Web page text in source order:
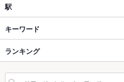
バリアフリ
駐車場
なし ：近くにパーキング
ー
広東料理
桜木町みなとみらい･関内･中華街 × 中
桜木町みなとみらい･関内･中華街 × 広
元町・中華街駅 × 中華
横浜中華街
横浜中華街 × 中華
横浜中華街 × 広東料理
神奈川
駅
石川町駅
関内駅
元町・中華街駅
キーワード
からあげ
ランキング
神奈川のグルメランキング